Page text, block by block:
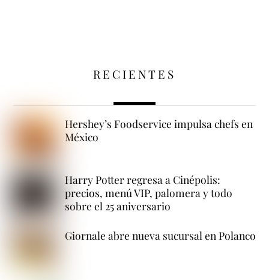
RECIENTES
Hershey’s Foodservice impulsa chefs en
México
Harry Potter regresa a Cinépolis:
precios, menú VIP, palomera y todo
sobre el 25 aniversario
Giornale abre nueva sucursal en Polanco